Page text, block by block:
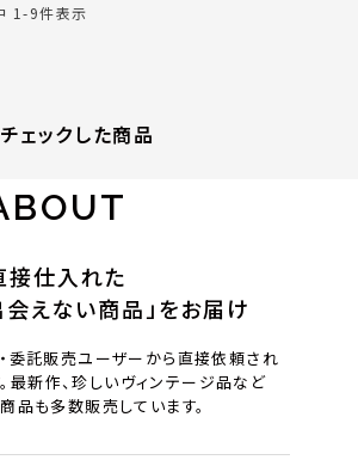
1-9件表示
ェックした商品
接仕入れた
えない商品」をお届け
託販売ユーザーから直接依頼され
最新作、珍しいヴィンテージ品など
も多数販売しています。